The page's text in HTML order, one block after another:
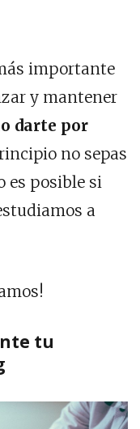
importante
y mantener
darte por
no sepas
es posible si
a
tu